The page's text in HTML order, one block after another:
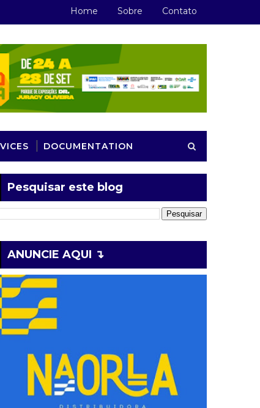
Home Sobre Contato
DOCUMENTATION
Pesquisar este blog
ANUNCIE AQUI ↴